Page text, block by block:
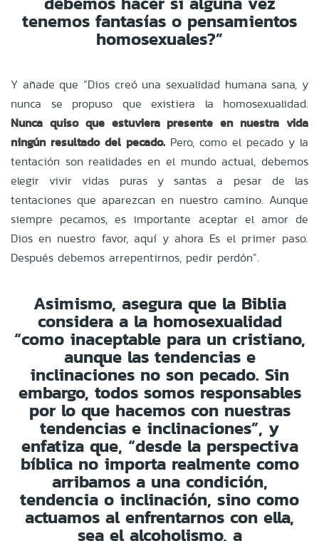
tenemos fantasías o pensamientos
homosexuales?”
Y añade que “Dios creó una sexualidad humana sana, y
nunca se propuso que existiera la homosexualidad.
Nunca quiso que estuviera presente en nuestra vida
ningún resultado del pecado. Pero, como el pecado y la
tentación son realidades en el mundo actual, debemos
elegir vivir vidas puras y santas a pesar de las
tentaciones que aparezcan en nuestro camino. Aunque
siempre pecamos, es importante aceptar el amor de
Dios en nuestro favor, aquí y ahora Es el primer paso.
Después debemos arrepentirnos, pedir perdón”.
Asimismo, asegura que la Biblia
considera a la homosexualidad
“como inaceptable para un cristiano,
aunque las tendencias e
inclinaciones no son pecado. Sin
embargo, todos somos responsables
por lo que hacemos con nuestras
tendencias e inclinaciones”, y
enfatiza que, “desde la perspectiva
bíblica no importa realmente como
arribamos a una condición,
tendencia o inclinación, sino como
actuamos al enfrentarnos con ella,
sea el alcoholismo, a